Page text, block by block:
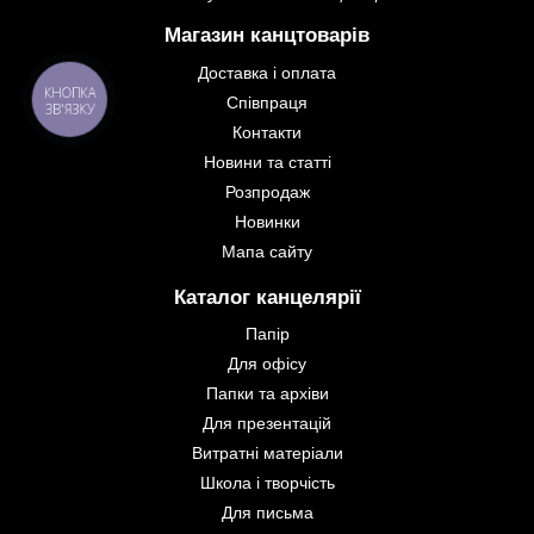
Магазин канцтоварів
Доставка і оплата
Співпраця
Контакти
Новини та статті
Розпродаж
Новинки
Мапа сайту
Каталог канцелярії
Папір
Для офісу
Папки та архіви
Для презентацій
Витратні матеріали
Школа і творчість
Для письма
КНОПКА
ЗВ'ЯЗКУ